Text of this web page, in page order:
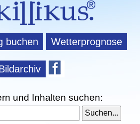
buchen Wetterprognose
und Inhalten suchen: